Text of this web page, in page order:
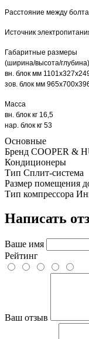
Расстояние между
Источник
Габаритные размеры
(ширина/высота/глубина)
вн. блок мм
зов. блок мм
Масса
вн. блок кг 16,5
нар. блок кг 53
Основные
Бренд COOPER &
Кондиционеры
Тип Сплит-система
Размер помещения
Тип компрессора
Написать
Ваше имя
Рейтинг
Ваш отзыв